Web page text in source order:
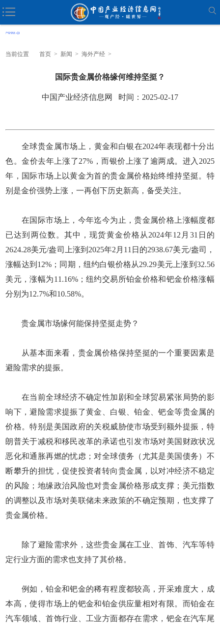
当前位置 首页 > 新闻 > 海外产经 >
国际贵金属价格缘何维持坚挺？
中国产业经济信息网 时间：2025-02-17
全球贵金属市场上，黄金和白银在2024年表现都十分出
色。金价去年上涨了27%，而银价上涨了逾两成。进入2025
年，国际市场上以黄金为首的贵金属价格始终维持坚挺。特
别是金价强势上涨，一再创下历史新高，备受关注。
在国际市场上，今年迄今为止，贵金属价格上涨幅度都
已达到两位数。其中，现货黄金价格从2024年12月31日的
2624.28美元/盎司上涨到2025年2月11日的2938.67美元/盎司，
涨幅达到12%；同期，纽约白银价格从29.29美元上涨到32.56
美元，涨幅为11.16%；纽约交易所铂金价格和钯金价格涨幅
分别为12.7%和10.58%。
贵金属市场缘何能保持坚挺走势？
从基本面来看，贵金属价格保持坚挺的一个重要因素是
避险需求的提振。
在当前全球经济不确定性加剧和全球贸易紧张局势的影
响下，避险需求提振了黄金、白银、铂金、钯金等贵金属的
价格。特别是美国政府的关税威胁使市场受到额外提振，特
朗普关于减税和移民改革的承诺也引发市场对美国财政状况
恶化和通胀再燃的忧虑；对全球债务（尤其是美国债务）不
断攀升的担忧，促使投资者转向贵金属，以对冲经济不稳定
的风险；地缘政治风险也对贵金属价格形成支撑；美元指数
的调整以及市场对美联储未来政策的不确定预期，也支撑了
贵金属价格。
除了避险需求外，这些贵金属在工业、首饰、汽车等特
定行业方面的需求也支持了其价格。
例如，铂金和钯金的稀有程度都较高，开采难度大，成
本高，使得市场上的钯金和铂金供应量相对有限。而铂金在
汽车领域、首饰行业、工业方面都存在需求，钯金在汽车尾